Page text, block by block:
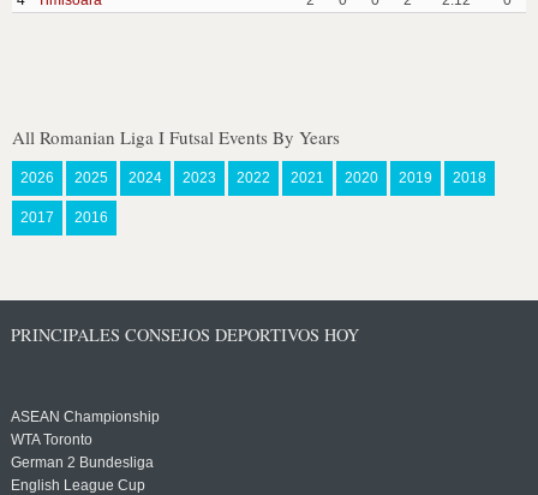
All Romanian Liga I Futsal Events By Years
2026 2025 2024 2023 2022 2021 2020 2019 2018
2017 2016
PRINCIPALES CONSEJOS DEPORTIVOS HOY
ASEAN Championship
WTA Toronto
German 2 Bundesliga
English League Cup